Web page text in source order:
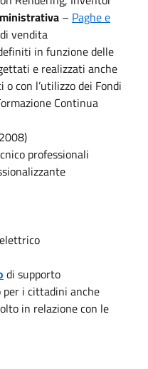
– Paghe e
vendita
in funzione delle
e realizzati anche
con l’utilizzo dei Fondi
Continua
professionali
di supporto
i cittadini anche
in relazione con le